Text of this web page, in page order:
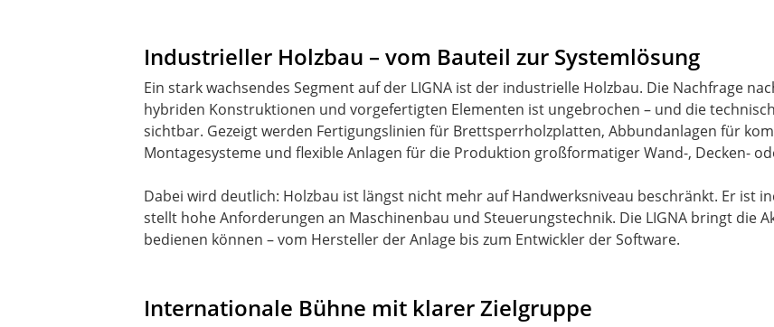
Industrieller Holzbau – vom Bauteil zur Systemlösung
Ein stark wachsendes Segment auf der LIGNA ist der industrielle Holzbau. Die Nachfrage
hybriden Konstruktionen und vorgefertigten Elementen ist ungebrochen – und die
sichtbar. Gezeigt werden Fertigungslinien für Brettsperrholzplatten, Abbundanlagen für
Montagesysteme und flexible Anlagen für die Produktion großformatiger Wand-, Decken-
Dabei wird deutlich: Holzbau ist längst nicht mehr auf Handwerksniveau beschränkt. Er ist
stellt hohe Anforderungen an Maschinenbau und Steuerungstechnik. Die LIGNA bringt die
bedienen können – vom Hersteller der Anlage bis zum Entwickler der Software.
Internationale Bühne mit klarer Zielgruppe